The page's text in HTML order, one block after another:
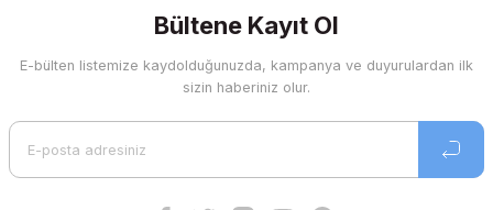
Bültene Kayıt Ol
E-bülten listemize kaydolduğunuzda, kampanya ve duyurulardan ilk
sizin haberiniz olur.